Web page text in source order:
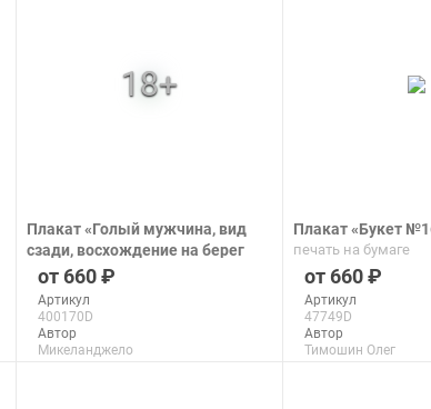
Плакат «Голый мужчина, вид
сзади, восхождение на берег
реки после Микеланджело»
печать на бумаге
660
Артикул
400170D
Автор
Микеланджело
Плакат «Букет
печать на бумаге
660
Артикул
47749D
Автор
Тимошин Олег